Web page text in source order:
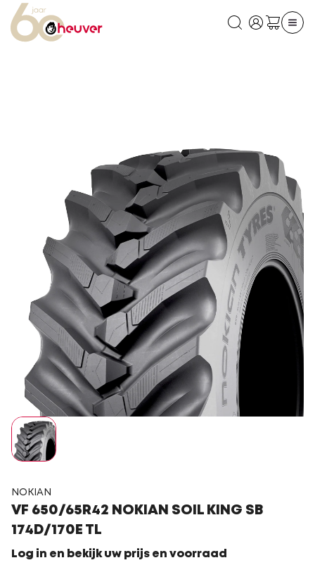
NOKIAN
VF 650/65R42 NOKIAN SOIL KING SB
174D/170E TL
Log in en bekijk uw prijs en voorraad